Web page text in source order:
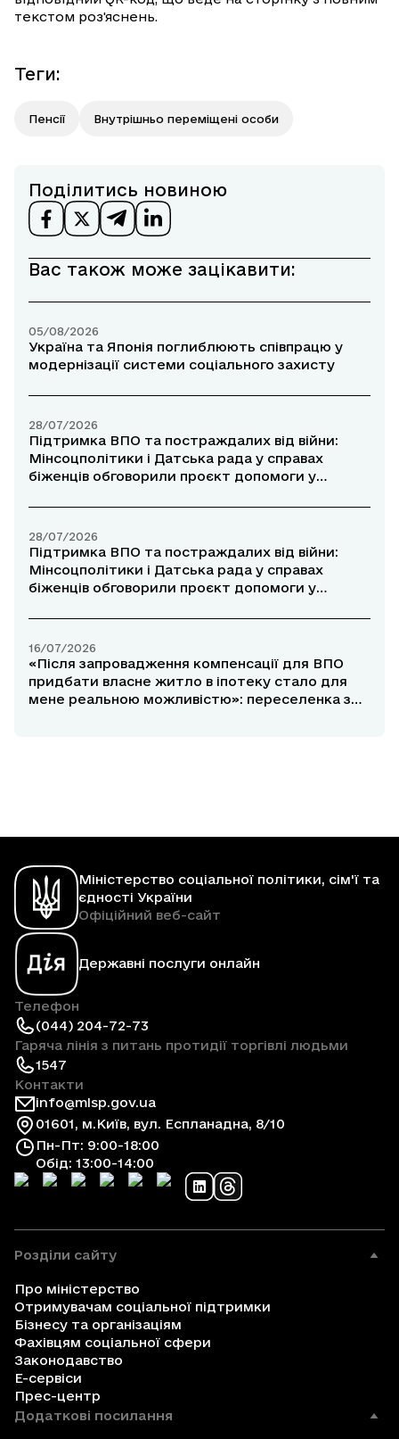
текстом роз'яснень.
Теги:
Пенсії Внутрішньо переміщені особи
Поділитись новиною
Вас також може зацікавити:
05/08/2026
Україна та Японія поглиблюють співпрацю у
модернізації системи соціального захисту
28/07/2026
Підтримка ВПО та постраждалих від війни:
Мінсоцполітики і Датська рада у справах
біженців обговорили проєкт допомоги у
28/07/2026
Підтримка ВПО та постраждалих від війни:
Мінсоцполітики і Датська рада у справах
біженців обговорили проєкт допомоги у
16/07/2026
«Після запровадження компенсації для ВПО
придбати власне житло в іпотеку стало для
мене реальною можливістю»: переселенка з
Міністерство соціальної політики, сім'ї та
єдності України
Офіційний веб-сайт
Державні послуги онлайн
Телефон
(044) 204-72-73
Гаряча лінія з питань протидії торгівлі людьми
1547
Контакти
info@mlsp.gov.ua
01601, м.Київ, вул. Еспланадна, 8/10
Пн-Пт: 9:00-18:00
Обід: 13:00-14:00
Розділи сайту
Про міністерство
Отримувачам соціальної підтримки
Бізнесу та організаціям
Фахівцям соціальної сфери
Законодавство
Е-сервіси
Прес-центр
Додаткові посилання